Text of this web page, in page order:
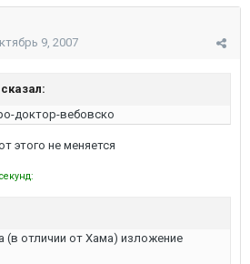
9, 2007
доктор-вебовско
этого не меняется
(в отличии от Хама) изложение